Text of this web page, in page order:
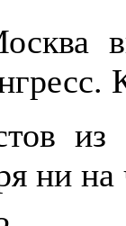
из
ни на